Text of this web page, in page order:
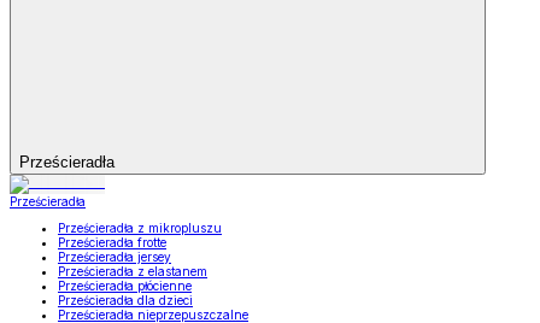
Prześcieradła
Prześcieradła
Prześcieradła z mikropluszu
Prześcieradła frotte
Prześcieradła jersey
Prześcieradła z elastanem
Prześcieradła płócienne
Prześcieradła dla dzieci
Prześcieradła nieprzepuszczalne